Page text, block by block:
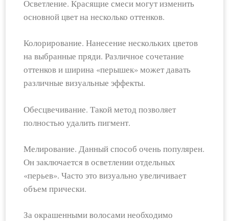
Осветление. Красящие смеси могут изменить
основной цвет на несколько оттенков.
Колорирование. Нанесение нескольких цветов
на выбранные пряди. Различное сочетание
оттенков и ширина «перышек» может давать
различные визуальные эффекты.
Обесцвечивание. Такой метод позволяет
полностью удалить пигмент.
Мелирование. Данный способ очень популярен.
Он заключается в осветлении отдельных
«перьев». Часто это визуально увеличивает
объем прически.
За окрашенными волосами необходимо